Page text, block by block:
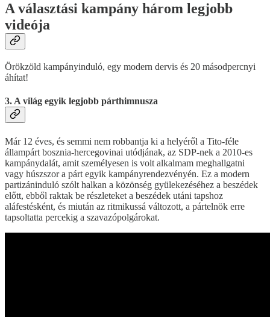
A választási kampány három legjobb
videója
Örökzöld kampányinduló, egy modern dervis és 20 másodpercnyi
áhítat!
3. A világ egyik legjobb párthimnusza
Már 12 éves, és semmi nem robbantja ki a helyéről a Tito-féle
állampárt bosznia-hercegovinai utódjának, az SDP-nek a 2010-es
kampánydalát, amit személyesen is volt alkalmam meghallgatni
vagy húszszor a párt egyik kampányrendezvényén. Ez a modern
partizáninduló szólt halkan a közönség gyülekezéséhez a beszédek
előtt, ebből raktak be részleteket a beszédek utáni tapshoz
aláfestésként, és miután az ritmikussá változott, a pártelnök erre
tapsoltatta percekig a szavazópolgárokat.